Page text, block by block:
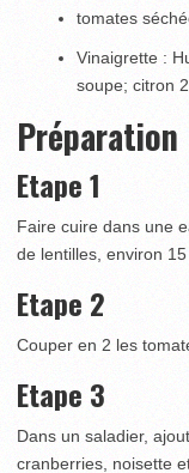
tomates
Vinaigrette :
soupe; citron
Préparation
Etape 1
Faire cuire dans une
de lentilles, environ
Etape 2
Couper en 2 les
Etape 3
Dans un saladier,
cranberries, noisette